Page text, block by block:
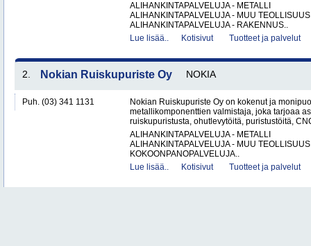
ALIHANKINTAPALVELUJA - METALLI
ALIHANKINTAPALVELUJA - MUU TEOLLISUUS
ALIHANKINTAPALVELUJA - RAKENNUS..
Lue lisää..
Kotisivut Tuotteet ja palvelut
2. Nokian Ruiskupuriste Oy NOKIA
Puh. (03) 341 1131
Nokian Ruiskupuriste Oy on kokenut ja
metallikomponenttien valmistaja, joka tarjoaa
ruiskupuristusta, ohutlevytöitä, puristustöitä,
ALIHANKINTAPALVELUJA - METALLI
ALIHANKINTAPALVELUJA - MUU TEOLLISUUS
KOKOONPANOPALVELUJA..
Lue lisää..
Kotisivut Tuotteet ja palvelut